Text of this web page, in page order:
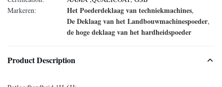
Markeren:
Het Poederdeklaag van techniekmachines,
De Deklaag van het Landbouwmachinespoeder,
de hoge deklaag van het hardheidspoeder
Product Description